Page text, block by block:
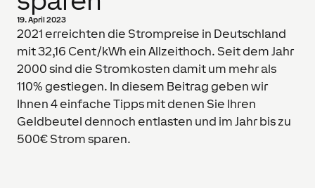
19. April 2023
2021 erreichten die Strompreise in Deutschland
mit 32,16 Cent/kWh ein Allzeithoch. Seit dem Jahr
2000 sind die Stromkosten damit um mehr als
110% gestiegen. In diesem Beitrag geben wir
Ihnen 4 einfache Tipps mit denen Sie Ihren
Geldbeutel dennoch entlasten und im Jahr bis zu
500€ Strom sparen.